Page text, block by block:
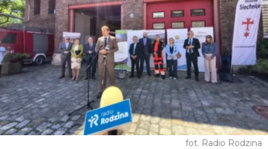
fot. Radio Rodzina